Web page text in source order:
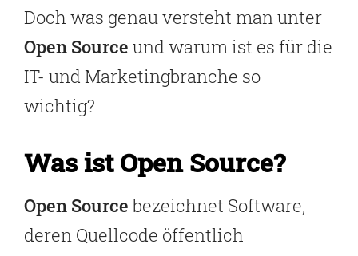
Doch was genau versteht man unter
Open Source und warum ist es für die
IT- und Marketingbranche so
wichtig?
Was ist Open Source?
Open Sourcebezeichnet Software,
deren Quellcode öffentlich